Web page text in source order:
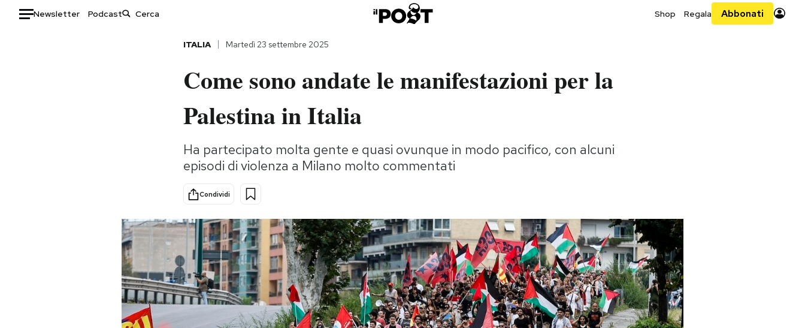
Newsletter Podcast Shop Regala Abbonati
Storie/Idee
Ok Boomer!
Altrecose
Mondiali calcio 2026
ITALIA Martedì 23 settembre 2025
Come sono andate le manifestazioni per la
Palestina in Italia
Ha partecipato molta gente e quasi ovunque in modo pacifico, con alcuni
episodi di violenza a Milano molto commentati
Condividi